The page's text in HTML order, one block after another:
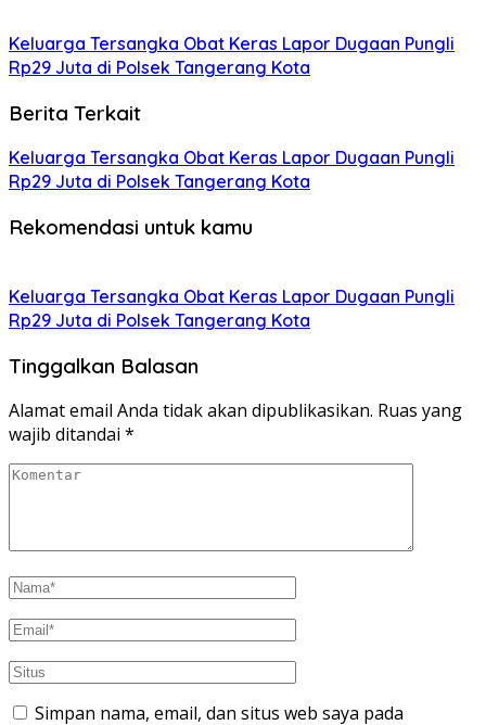
Keluarga Tersangka Obat Keras Lapor Dugaan Pungli
Rp29 Juta di Polsek Tangerang Kota
Berita Terkait
Keluarga Tersangka Obat Keras Lapor Dugaan Pungli
Rp29 Juta di Polsek Tangerang Kota
Rekomendasi untuk kamu
Keluarga Tersangka Obat Keras Lapor Dugaan Pungli
Rp29 Juta di Polsek Tangerang Kota
Tinggalkan Balasan
Alamat email Anda tidak akan dipublikasikan. Ruas yang
wajib ditandai *
Simpan nama, email, dan situs web saya pada